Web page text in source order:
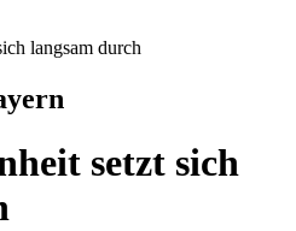
langsam durch
setzt sich